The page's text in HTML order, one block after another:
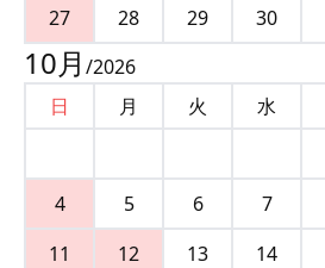
27
28 29 30
10月 /2026
日
月 火 水
4
5 6 7
11
12 13 14